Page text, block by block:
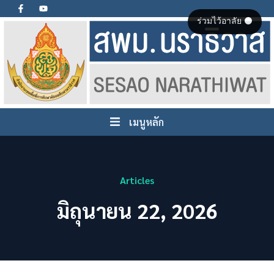
เมนูหลัก
Articles
มิถุนายน 22, 2026
ร่วมไว้อาลัย ⚫